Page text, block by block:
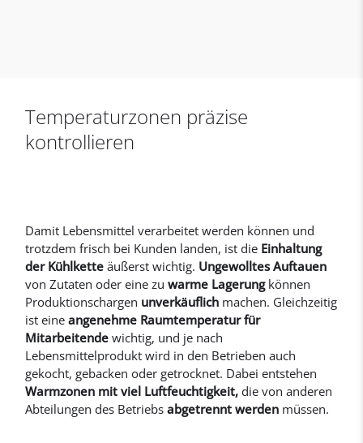
Temperaturzonen präzise
kontrollieren
Damit Lebensmittel verarbeitet werden können und
trotzdem frisch bei Kunden landen, ist die Einhaltung
der Kühlkette äußerst wichtig. Ungewolltes Auftauen
von Zutaten oder eine zuwarme Lagerungkönnen
Produktionschargen unverkäuflich machen. Gleichzeitig
ist eineangenehme Raumtemperatur für
Mitarbeitendewichtig, und je nach
Lebensmittelprodukt wird in den Betrieben auch
gekocht, gebacken oder getrocknet. Dabei entstehen
Warmzonen mit viel Luftfeuchtigkeit, die von anderen
Abteilungen des Betriebsabgetrennt werden müssen.